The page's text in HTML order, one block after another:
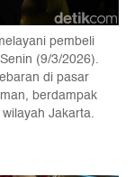
pembeli
(9/3/2026).
di pasar
berdampak
Jakarta.